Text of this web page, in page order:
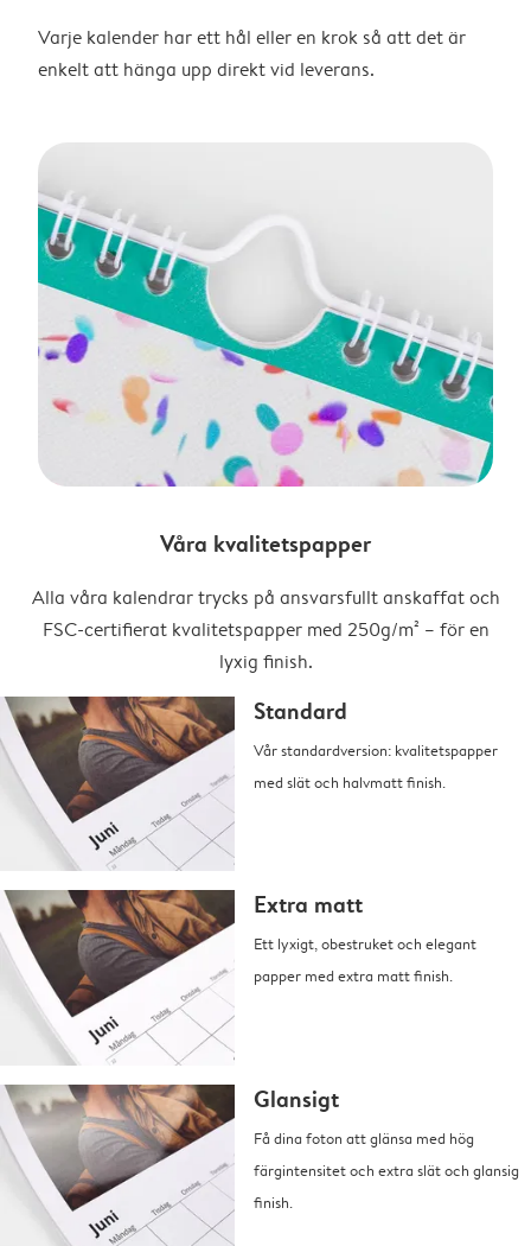
Varje kalender har ett hål eller en krok så att det är
enkelt att hänga upp direkt vid leverans.
Våra kvalitetspapper
Alla våra kalendrar trycks på ansvarsfullt anskaffat och
FSC-certifierat kvalitetspapper med 250g/m² – för en
lyxig finish.
Standard
Vår standardversion: kvalitetspapper
med slät och halvmatt finish.
Extra matt
Ett lyxigt, obestruket och elegant
papper med extra matt finish.
Glansigt
Få dina foton att glänsa med hög
färgintensitet och extra slät och glansig
finish.